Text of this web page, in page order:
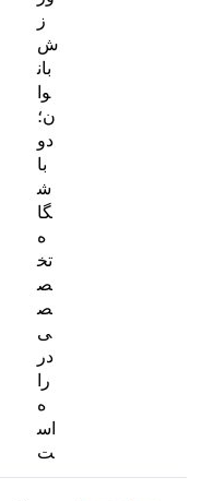
ز
ش
بان
وا
ن؛
دو
با
ش
گا
ه
تخ
ص
ص
ی
در
را
ه
اس
ت